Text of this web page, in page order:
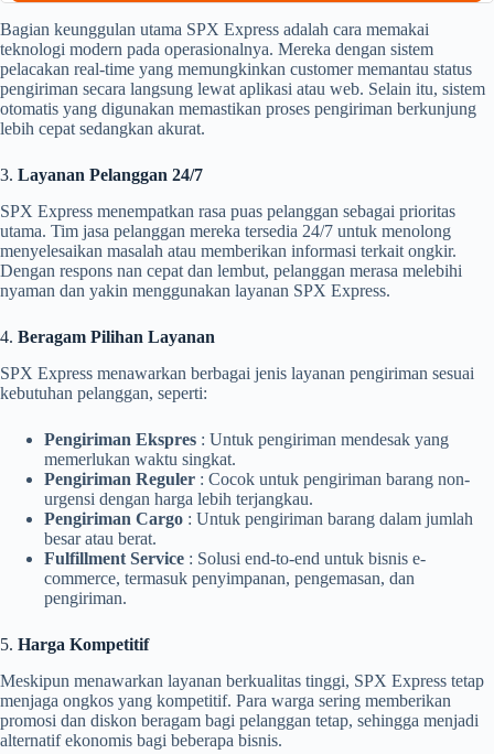
Bagian keunggulan utama SPX Express adalah cara memakai
teknologi modern pada operasionalnya. Mereka dengan sistem
pelacakan real-time yang memungkinkan customer memantau status
pengiriman secara langsung lewat aplikasi atau web. Selain itu, sistem
otomatis yang digunakan memastikan proses pengiriman berkunjung
lebih cepat sedangkan akurat.
3. Layanan Pelanggan 24/7
SPX Express menempatkan rasa puas pelanggan sebagai prioritas
utama. Tim jasa pelanggan mereka tersedia 24/7 untuk menolong
menyelesaikan masalah atau memberikan informasi terkait ongkir.
Dengan respons nan cepat dan lembut, pelanggan merasa melebihi
nyaman dan yakin menggunakan layanan SPX Express.
4. Beragam Pilihan Layanan
SPX Express menawarkan berbagai jenis layanan pengiriman sesuai
kebutuhan pelanggan, seperti:
Pengiriman Ekspres : Untuk pengiriman mendesak yang
memerlukan waktu singkat.
Pengiriman Reguler : Cocok untuk pengiriman barang non-
urgensi dengan harga lebih terjangkau.
Pengiriman Cargo : Untuk pengiriman barang dalam jumlah
besar atau berat.
Fulfillment Service : Solusi end-to-end untuk bisnis e-
commerce, termasuk penyimpanan, pengemasan, dan
pengiriman.
5. Harga Kompetitif
Meskipun menawarkan layanan berkualitas tinggi, SPX Express tetap
menjaga ongkos yang kompetitif. Para warga sering memberikan
promosi dan diskon beragam bagi pelanggan tetap, sehingga menjadi
alternatif ekonomis bagi beberapa bisnis.